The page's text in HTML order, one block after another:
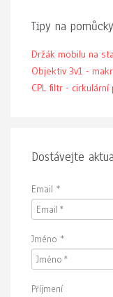
Tipy na
Držák mobilu na
Objektiv 3v1 -
CPL filtr -
Dostávejte
Email *
Jméno *
Příjmení